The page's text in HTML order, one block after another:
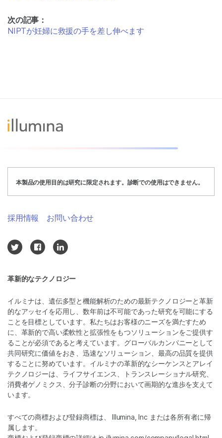
次の記事：
NIPTが妊婦に救援の手を差し伸べます
本製品の使用目的は研究に限定されます。診断での使用はできません。
革新的なテクノロジー
イルミナは、遺伝多型と機能解析のための最新テクノロジーと革新
的なアッセイを応用し、数年前は不可能であった研究を可能にする
ことを目標としています。私たちはお客様のニーズを満たすため
に、革新的で高い柔軟性と拡張性をもつソリューションをご提供す
ることが必須であると考えています。グローバルカンパニーとして
共同研究に価値をおき、迅速なソリューション、最高の品質を提供
することに努めています。イルミナの革新的なシーケンスとアレイ
テクノロジーは、ライフサイエンス、トランスレーショナル研究、
消費者ゲノミクス、分子診断の分野において画期的な進歩を支えて
います。
すべての商標および登録商標は、 Illumina, Inc または各所有者に帰
属します。
採用情報 お問い合わせ